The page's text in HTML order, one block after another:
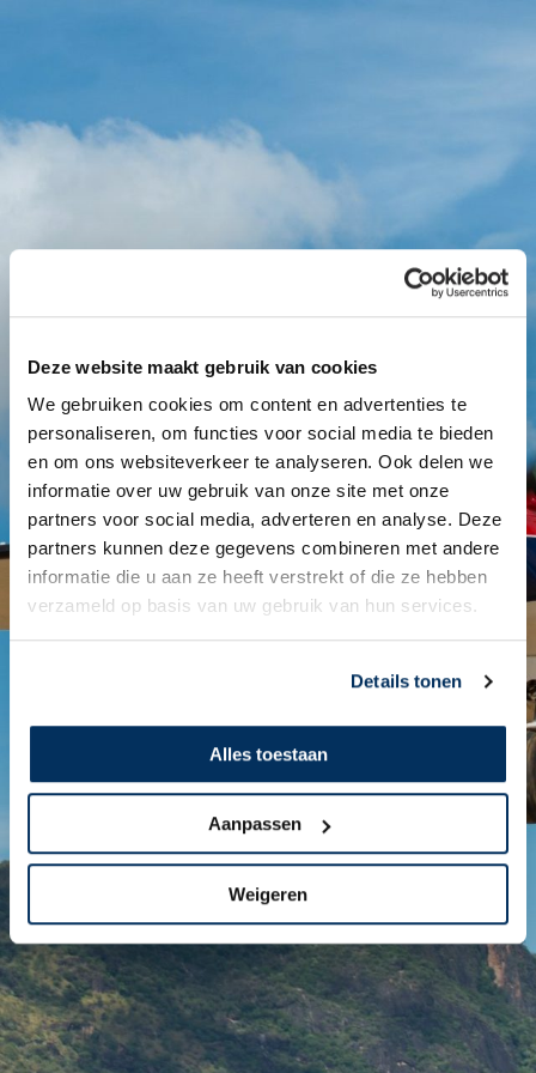
Deze website maakt gebruik van cookies
We gebruiken cookies om content en advertenties te
personaliseren, om functies voor social media te bieden
en om ons websiteverkeer te analyseren. Ook delen we
informatie over uw gebruik van onze site met onze
partners voor social media, adverteren en analyse. Deze
partners kunnen deze gegevens combineren met andere
informatie die u aan ze heeft verstrekt of die ze hebben
verzameld op basis van uw gebruik van hun services.
Details tonen
Alles toestaan
Aanpassen
Weigeren
1 2
Gender *
De heer Mevrouw
Naam *
Voornaam
Tussenv.
mailadres *
Nederland
+31